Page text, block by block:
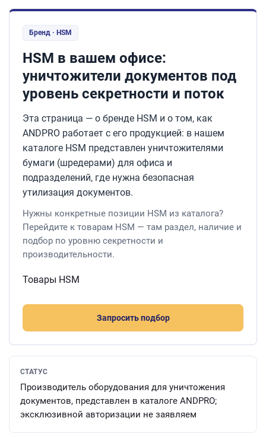
Бренд · HSM
HSM в вашем офисе:
уничтожители документов под
уровень секретности и поток
Эта страница — о бренде HSM и о том, как
ANDPRO работает с его продукцией: в нашем
каталоге HSM представлен уничтожителями
бумаги (шредерами) для офиса и
подразделений, где нужна безопасная
утилизация документов.
Нужны конкретные позиции HSM из каталога?
Перейдите к товарам HSM — там раздел, наличие и
подбор по уровню секретности и
производительности.
Товары HSM
Запросить подбор
СТАТУС
Производитель оборудования для уничтожения
документов, представлен в каталоге ANDPRO;
эксклюзивной авторизации не заявляем